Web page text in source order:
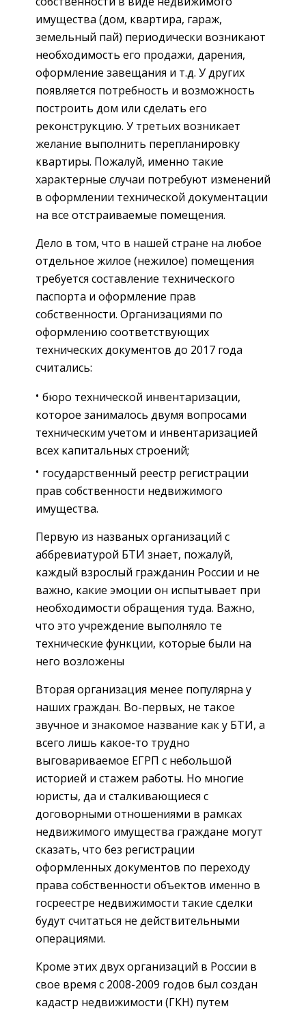
имущества (дом, квартира, гараж,
земельный пай) периодически возникают
необходимость его продажи, дарения,
оформление завещания и т.д. У других
появляется потребность и возможность
построить дом или сделать его
реконструкцию. У третьих возникает
желание выполнить перепланировку
квартиры. Пожалуй, именно такие
характерные случаи потребуют изменений
в оформлении технической документации
на все отстраиваемые помещения.
Дело в том, что в нашей стране на любое
отдельное жилое (нежилое) помещения
требуется составление технического
паспорта и оформление прав
собственности. Организациями по
оформлению соответствующих
технических документов до 2017 года
считались:
бюро технической инвентаризации,
которое занималось двумя вопросами
техническим учетом и инвентаризацией
всех капитальных строений;
государственный реестр регистрации
прав собственности недвижимого
имущества.
Первую из названых организаций с
аббревиатурой БТИ знает, пожалуй,
каждый взрослый гражданин России и не
важно, какие эмоции он испытывает при
необходимости обращения туда. Важно,
что это учреждение выполняло те
технические функции, которые были на
него возложены
Вторая организация менее популярна у
наших граждан. Во-первых, не такое
звучное и знакомое название как у БТИ, а
всего лишь какое-то трудно
выговариваемое ЕГРП с небольшой
историей и стажем работы. Но многие
юристы, да и сталкивающиеся с
договорными отношениями в рамках
недвижимого имущества граждане могут
сказать, что без регистрации
оформленных документов по переходу
права собственности объектов именно в
госреестре недвижимости такие сделки
будут считаться не действительными
операциями.
Кроме этих двух организаций в России в
свое время с 2008-2009 годов был создан
кадастр недвижимости (ГКН) путем